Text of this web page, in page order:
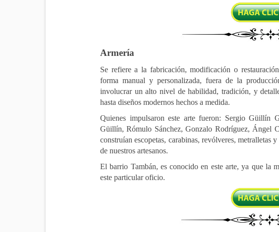
Armería
Se refiere a la fabricación, modificación o
forma manual y personalizada, fuera de la
involucrar un alto nivel de habilidad, tradición, y
hasta diseños modernos hechos a medida.
Quienes impulsaron este arte fueron: Sergio Güillín
Güillín, Rómulo Sánchez, Gonzalo Rodríguez, Ángel
construían escopetas, carabinas, revólveres,
de nuestros artesanos.
El barrio Tambán, es conocido en este arte, ya que la
este particular oficio.